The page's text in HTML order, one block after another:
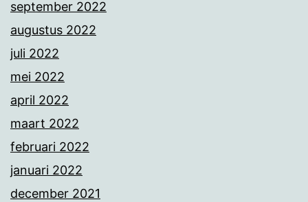
september 2022
augustus 2022
juli 2022
mei 2022
april 2022
maart 2022
februari 2022
januari 2022
december 2021